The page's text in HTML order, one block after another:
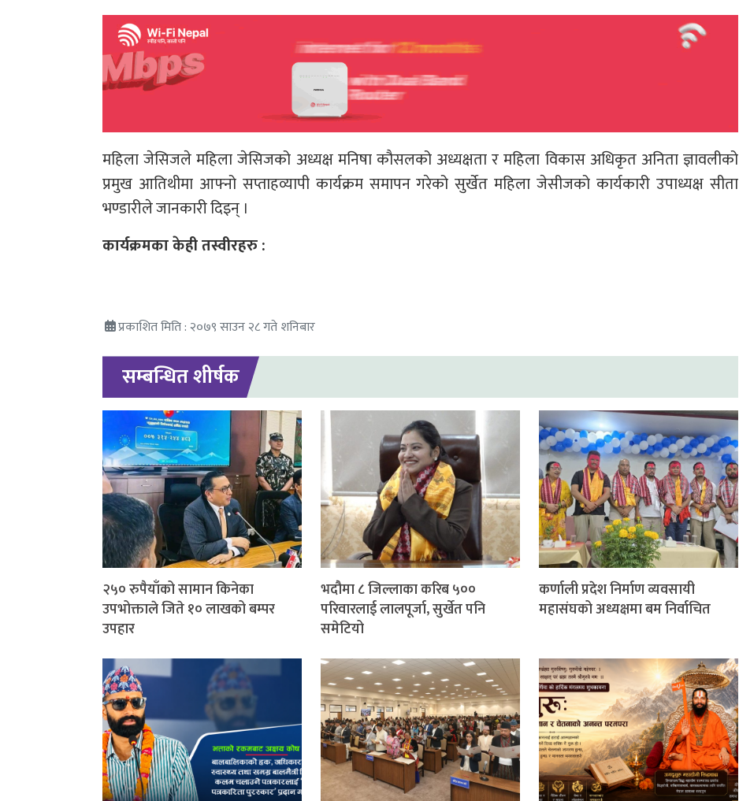
महिला जेसिजले महिला जेसिजको अध्यक्ष मनिषा कौसलको अध्यक्षता र महिला विकास अधिकृत अनिता ज्ञावलीको
प्रमुख आतिथीमा आफ्नो सप्ताहव्यापी कार्यक्रम समापन गरेको सुर्खेत महिला जेसीजको कार्यकारी उपाध्यक्ष सीता
भण्डारीले जानकारी दिइन् ।
कार्यक्रमका केही तस्वीरहरु :
प्रकाशित मिति : २०७९ साउन २८ गते शनिबार
सम्बन्धित शीर्षक
२५० रुपैयाँको सामान किनेका
उपभोक्ताले जिते १० लाखको बम्पर
उपहार
भदौमा ८ जिल्लाका करिब ५००
परिवारलाई लालपूर्जा, सुर्खेत पनि
समेटियो
कर्णाली प्रदेश निर्माण व्यवसायी
महासंघको अध्यक्षमा बम निर्वाचित